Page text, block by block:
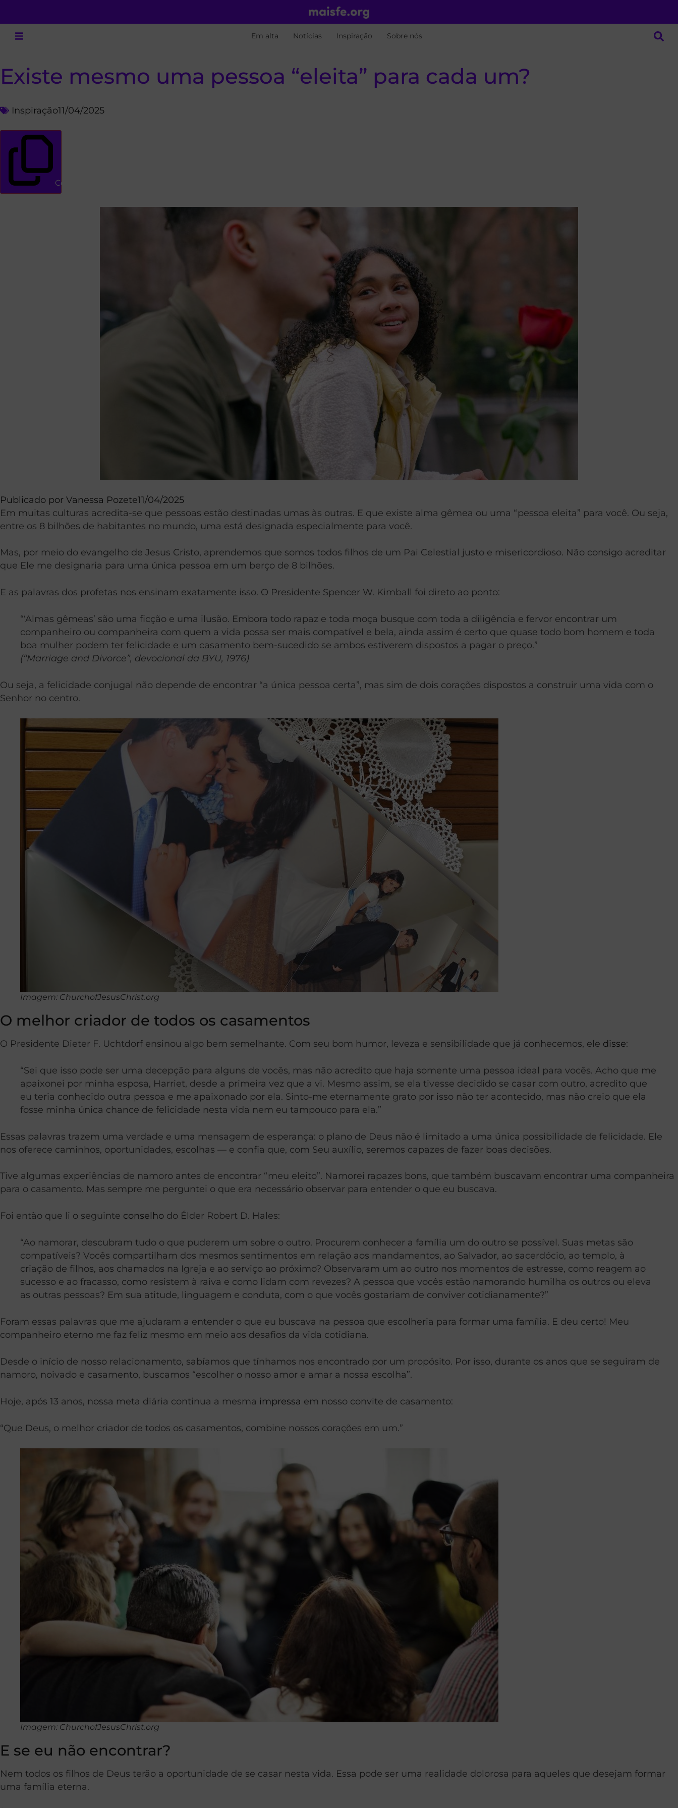
Em alta Notícias Inspiração Sobre nós
Existe mesmo uma pessoa “eleita” para cada um?
Inspiração11/04/2025
Copiar link
Publicado por Vanessa Pozete11/04/2025
Em muitas culturas acredita-se que pessoas estão destinadas umas às outras. E que existe alma gêmea ou uma “pessoa eleita” para você. Ou seja,
entre os 8 bilhões de habitantes no mundo, uma está designada especialmente para você.
Mas, por meio do evangelho de Jesus Cristo, aprendemos que somos todos filhos de um Pai Celestial justo e misericordioso. Não consigo acreditar
que Ele me designaria para uma única pessoa em um berço de 8 bilhões.
E as palavras dos profetas nos ensinam exatamente isso. O Presidente Spencer W. Kimball foi direto ao ponto:
“‘Almas gêmeas’ são uma ficção e uma ilusão. Embora todo rapaz e toda moça busque com toda a diligência e fervor encontrar um
companheiro ou companheira com quem a vida possa ser mais compatível e bela, ainda assim é certo que quase todo bom homem e toda
boa mulher podem ter felicidade e um casamento bem-sucedido se ambos estiverem dispostos a pagar o preço.”
(“Marriage and Divorce”, devocional da BYU, 1976)
Ou seja, a felicidade conjugal não depende de encontrar “a única pessoa certa”, mas sim de dois corações dispostos a construir uma vida com o
Senhor no centro.
Imagem: ChurchofJesusChrist.org
O melhor criador de todos os casamentos
O Presidente Dieter F. Uchtdorf ensinou algo bem semelhante. Com seu bom humor, leveza e sensibilidade que já conhecemos, ele disse:
“Sei que isso pode ser uma decepção para alguns de vocês, mas não acredito que haja somente uma pessoa ideal para vocês. Acho que me
apaixonei por minha esposa, Harriet, desde a primeira vez que a vi. Mesmo assim, se ela tivesse decidido se casar com outro, acredito que
eu teria conhecido outra pessoa e me apaixonado por ela. Sinto-me eternamente grato por isso não ter acontecido, mas não creio que ela
fosse minha única chance de felicidade nesta vida nem eu tampouco para ela.”
Essas palavras trazem uma verdade e uma mensagem de esperança: o plano de Deus não é limitado a uma única possibilidade de felicidade. Ele
nos oferece caminhos, oportunidades, escolhas — e confia que, com Seu auxílio, seremos capazes de fazer boas decisões.
Tive algumas experiências de namoro antes de encontrar “meu eleito”. Namorei rapazes bons, que também buscavam encontrar uma companheira
para o casamento. Mas sempre me perguntei o que era necessário observar para entender o que eu buscava.
Foi então que li o seguinte conselho do Élder Robert D. Hales:
“Ao namorar, descubram tudo o que puderem um sobre o outro. Procurem conhecer a família um do outro se possível. Suas metas são
compatíveis? Vocês compartilham dos mesmos sentimentos em relação aos mandamentos, ao Salvador, ao sacerdócio, ao templo, à
criação de filhos, aos chamados na Igreja e ao serviço ao próximo? Observaram um ao outro nos momentos de estresse, como reagem ao
sucesso e ao fracasso, como resistem à raiva e como lidam com revezes? A pessoa que vocês estão namorando humilha os outros ou eleva
as outras pessoas? Em sua atitude, linguagem e conduta, com o que vocês gostariam de conviver cotidianamente?”
Foram essas palavras que me ajudaram a entender o que eu buscava na pessoa que escolheria para formar uma família. E deu certo! Meu
companheiro eterno me faz feliz mesmo em meio aos desafios da vida cotidiana.
Desde o início de nosso relacionamento, sabíamos que tínhamos nos encontrado por um propósito. Por isso, durante os anos que se seguiram de
namoro, noivado e casamento, buscamos “escolher o nosso amor e amar a nossa escolha”.
Hoje, após 13 anos, nossa meta diária continua a mesma impressa em nosso convite de casamento:
“Que Deus, o melhor criador de todos os casamentos, combine nossos corações em um.”
Imagem: ChurchofJesusChrist.org
E se eu não encontrar?
Nem todos os filhos de Deus terão a oportunidade de se casar nesta vida. Essa pode ser uma realidade dolorosa para aqueles que desejam formar
uma família eterna.